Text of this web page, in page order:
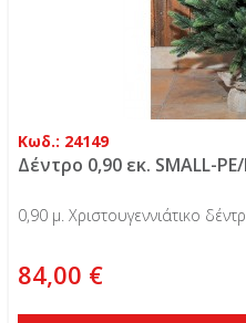
Κωδ.: 24149
Δέντρο 0,90 εκ. SMALL-PE/
0,90 μ. Χριστουγεννιάτικο
84,00 €